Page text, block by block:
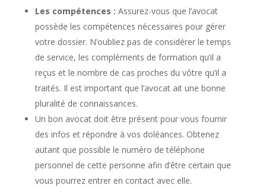
Les compétences : Assurez-vous que l’avocat
possède les compétences nécessaires pour gérer
votre dossier. N’oubliez pas de considérer le temps
de service, les compléments de formation qu’il a
reçus et le nombre de cas proches du vôtre qu’il a
traités. Il est important que l’avocat ait une bonne
pluralité de connaissances.
Un bon avocat doit être présent pour vous fournir
des infos et répondre à vos doléances. Obtenez
autant que possible le numéro de téléphone
personnel de cette personne afin d’être certain que
vous pourrez entrer en contact avec elle.